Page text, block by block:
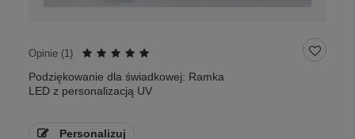
Opinie (1)
Podziękowanie dla świadkowej: Ramka
LED z personalizacją UV
Personalizuj